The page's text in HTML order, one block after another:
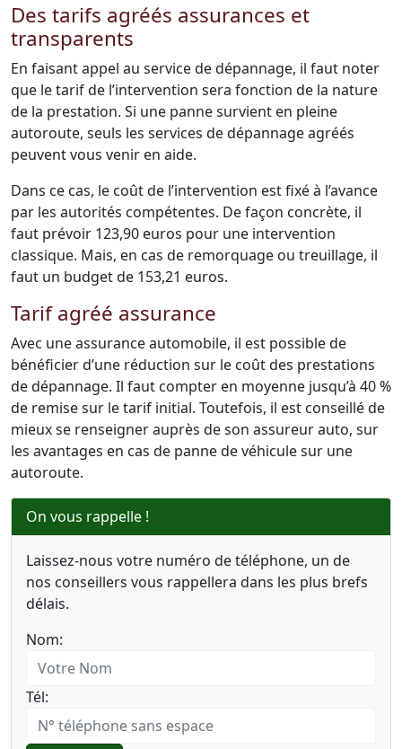
Des tarifs agréés assurances et
transparents
En faisant appel au service de dépannage, il faut noter
que le tarif de l’intervention sera fonction de la nature
de la prestation. Si une panne survient en pleine
autoroute, seuls les services de dépannage agréés
peuvent vous venir en aide.
Dans ce cas, le coût de l’intervention est fixé à l’avance
par les autorités compétentes. De façon concrète, il
faut prévoir 123,90 euros pour une intervention
classique. Mais, en cas de remorquage ou treuillage, il
faut un budget de 153,21 euros.
Tarif agréé assurance
Avec une assurance automobile, il est possible de
bénéficier d’une réduction sur le coût des prestations
de dépannage. Il faut compter en moyenne jusqu’à 40 %
de remise sur le tarif initial. Toutefois, il est conseillé de
mieux se renseigner auprès de son assureur auto, sur
les avantages en cas de panne de véhicule sur une
autoroute.
On vous rappelle !
Laissez-nous votre numéro de téléphone, un de
nos conseillers vous rappellera dans les plus brefs
délais.
Nom:
Tél: